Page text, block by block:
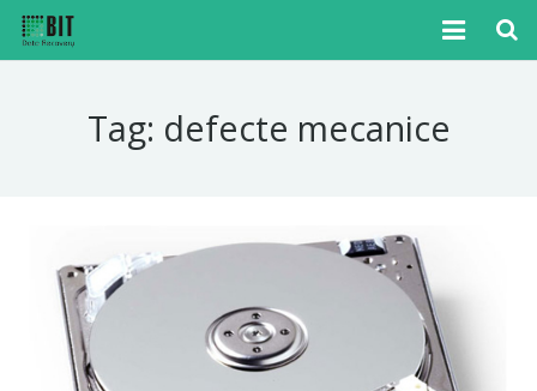
Tutoriale
Noutati
Tag: defecte mecanice